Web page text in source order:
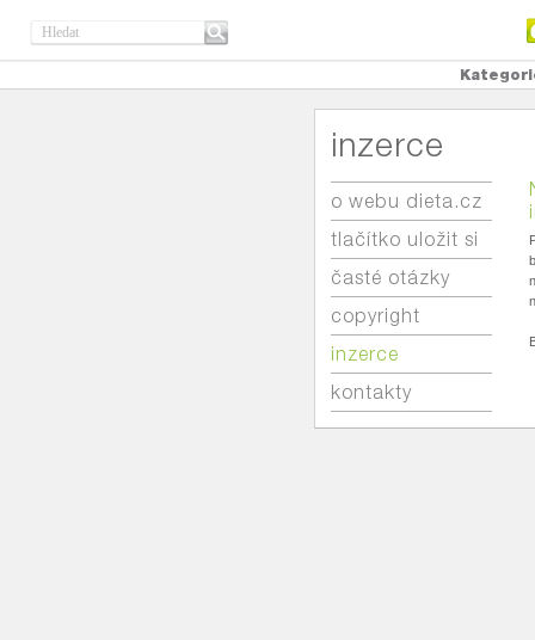
inzerce
o webu dieta.cz
tlačítko uložit si
časté otázky
copyright
inzerce
kontakty